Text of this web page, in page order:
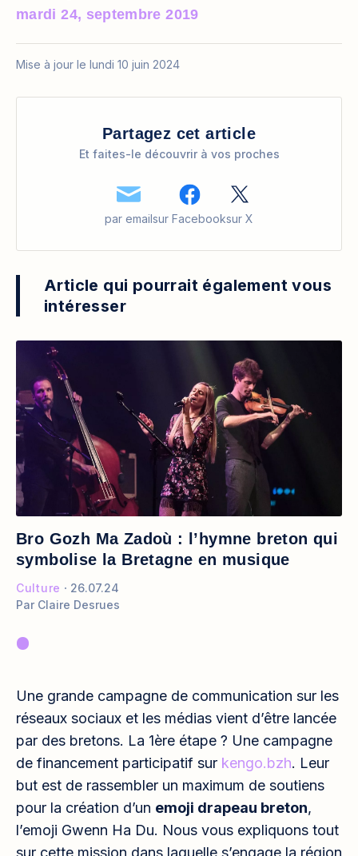
mardi 24, septembre 2019
Mise à jour le lundi 10 juin 2024
Partagez cet article
Et faites-le découvrir à vos proches
par emailsur Facebooksur X
Article qui pourrait également vous
intéresser
Bro Gozh Ma Zadoù : l’hymne breton qui
symbolise la Bretagne en musique
Culture
26.07.24
Par Claire Desrues
Une grande campagne de communication sur les
réseaux sociaux et les médias vient d’être lancée
par des bretons. La 1ère étape ? Une campagne
de financement participatif sur kengo.bzh. Leur
but est de rassembler un maximum de soutiens
pour la création d’un emoji drapeau breton,
l’emoji Gwenn Ha Du. Nous vous expliquons tout
sur cette mission dans laquelle s’engage la région